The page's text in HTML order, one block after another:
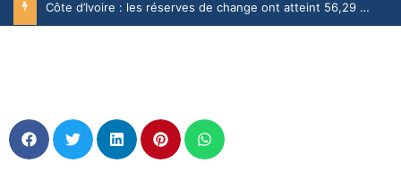
Côte d’Ivoire : les réserves de change ont atteint 56,29 milliards USD en juillet